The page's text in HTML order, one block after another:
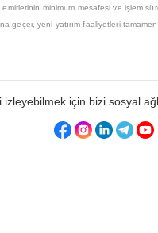
emirlerinin minimum mesafesi ve işlem
geçer, yeni yatırım faaliyetleri tamamen
için bizi sosyal